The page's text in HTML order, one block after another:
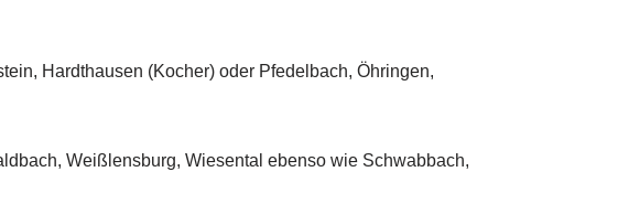
Hardthausen (Kocher) oder Pfedelbach, Öhringen,
Weißlensburg, Wiesental ebenso wie Schwabbach,